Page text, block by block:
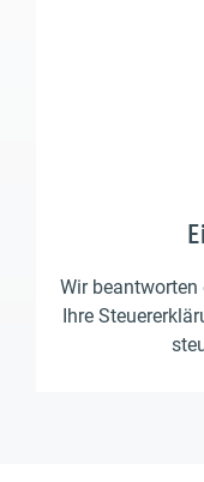
Wir beantworten
Ihre